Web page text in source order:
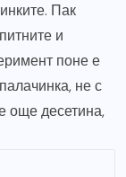
Пак
и
поне е
не с
още десетина,